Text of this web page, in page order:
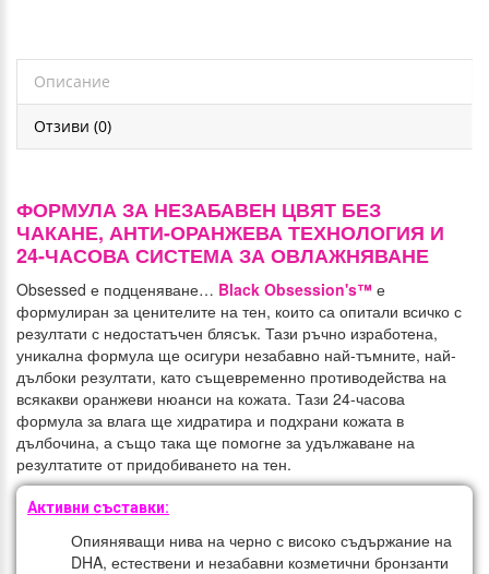
Описание
Отзиви (0)
ФОРМУЛА ЗА НЕЗАБАВЕН ЦВЯТ БЕЗ
ЧАКАНЕ, АНТИ-ОРАНЖЕВА ТЕХНОЛОГИЯ И
24-ЧАСОВА СИСТЕМА ЗА ОВЛАЖНЯВАНЕ
Obsessed е подценяване… Black Obsession's™ е
формулиран за ценителите на тен, които са опитали всичко с
резултати с недостатъчен блясък. Тази ръчно изработена,
уникална формула ще осигури незабавно най-тъмните, най-
дълбоки резултати, като същевременно противодейства на
всякакви оранжеви нюанси на кожата. Тази 24-часова
формула за влага ще хидратира и подхрани кожата в
дълбочина, а също така ще помогне за удължаване на
резултатите от придобиването на тен.
Активни съставки:
Опияняващи нива на черно с високо съдържание на
DHA, естествени и незабавни козметични бронзанти